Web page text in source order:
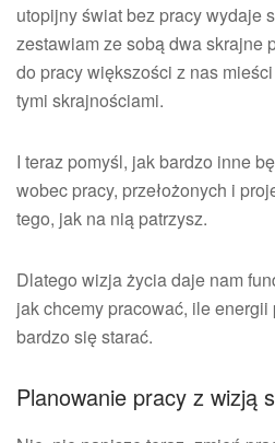
utopijny świat bez pracy wydaje
zestawiam ze sobą dwa skrajne
do pracy większości z nas
tymi skrajnościami.
I teraz pomyśl, jak bardzo inne
wobec pracy, przełożonych i
tego, jak na nią patrzysz.
Dlatego wizja życia daje nam
jak chcemy pracować, ile
bardzo się starać.
Planowanie pracy z wizją